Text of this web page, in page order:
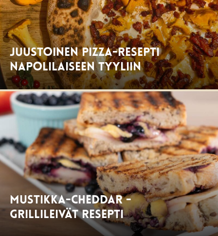
Juustoinen pizza-resepti
Napolilaiseen tyyliin
Mustikka-Cheddar -
grillileivät resepti